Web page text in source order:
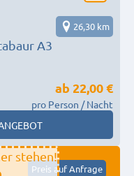
A3
26,30 km
ab 22,00 €
pro Person / Nacht
stehen!
Preis auf Anfrage